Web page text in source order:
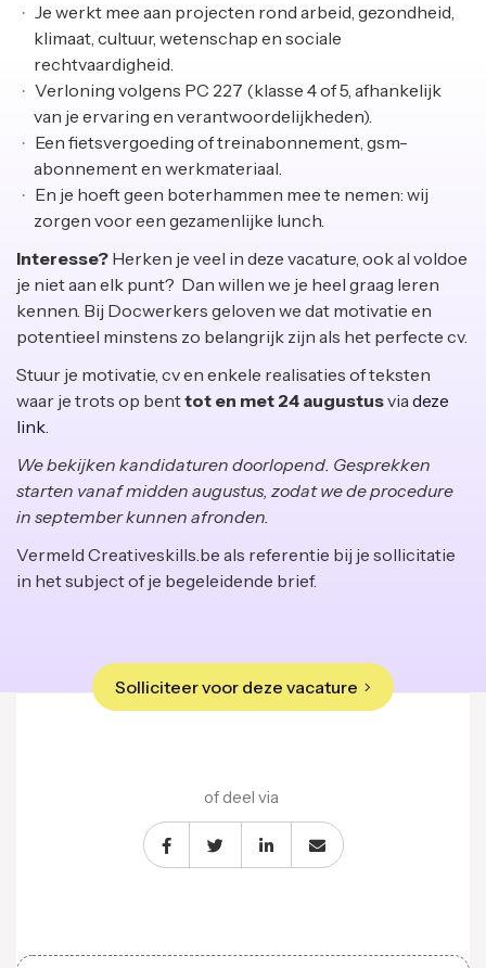
Je werkt mee aan projecten rond arbeid, gezondheid,
klimaat, cultuur, wetenschap en sociale
rechtvaardigheid.
Verloning volgens PC 227 (klasse 4 of 5, afhankelijk
van je ervaring en verantwoordelijkheden).
Een fietsvergoeding of treinabonnement, gsm-
abonnement en werkmateriaal.
En je hoeft geen boterhammen mee te nemen: wij
zorgen voor een gezamenlijke lunch.
Interesse? Herken je veel in deze vacature, ook al voldoe
je niet aan elk punt? Dan willen we je heel graag leren
kennen. Bij Docwerkers geloven we dat motivatie en
potentieel minstens zo belangrijk zijn als het perfecte cv.
Stuur je motivatie, cv en enkele realisaties of teksten
waar je trots op benttot en met 24 augustusviadeze
link.
We bekijken kandidaturen doorlopend. Gesprekken
starten vanaf midden augustus, zodat we de procedure
in september kunnen afronden.
Vermeld Creativeskills.be als referentie bij je sollicitatie
in het subject of je begeleidende brief.
of deel via